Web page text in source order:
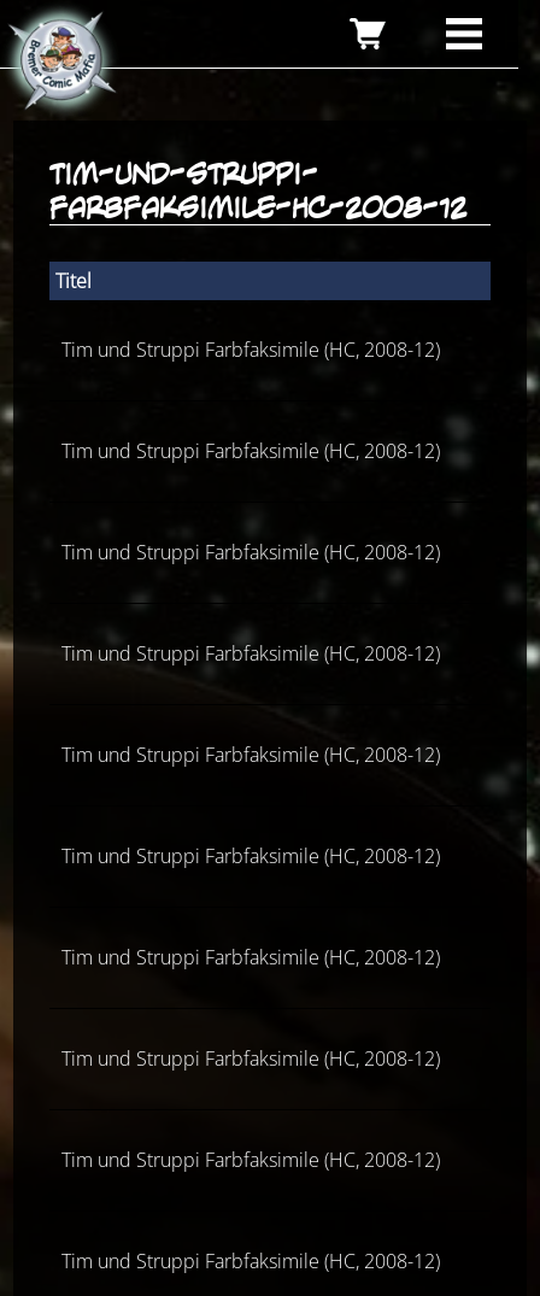
tim-und-struppi-
farbfaksimile-hc-2008-12
Titel
Tim und Struppi Farbfaksimile (HC, 2008-12)
Tim und Struppi Farbfaksimile (HC, 2008-12)
Tim und Struppi Farbfaksimile (HC, 2008-12)
Tim und Struppi Farbfaksimile (HC, 2008-12)
Tim und Struppi Farbfaksimile (HC, 2008-12)
Tim und Struppi Farbfaksimile (HC, 2008-12)
Tim und Struppi Farbfaksimile (HC, 2008-12)
Tim und Struppi Farbfaksimile (HC, 2008-12)
Tim und Struppi Farbfaksimile (HC, 2008-12)
Tim und Struppi Farbfaksimile (HC, 2008-12)